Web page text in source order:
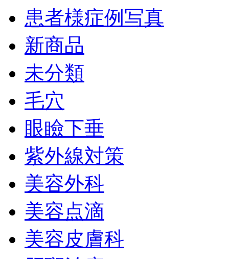
患者様症例写真
新商品
未分類
毛穴
眼瞼下垂
紫外線対策
美容外科
美容点滴
美容皮膚科